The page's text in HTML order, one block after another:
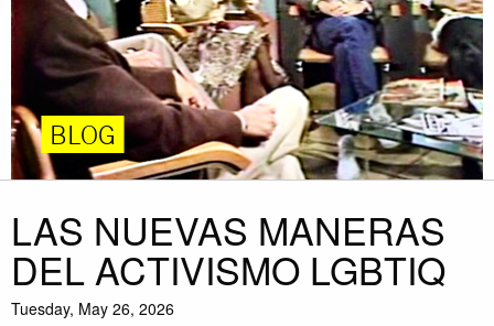
BLOG
LAS NUEVAS MANERAS
DEL ACTIVISMO LGBTIQ
Tuesday, May 26, 2026